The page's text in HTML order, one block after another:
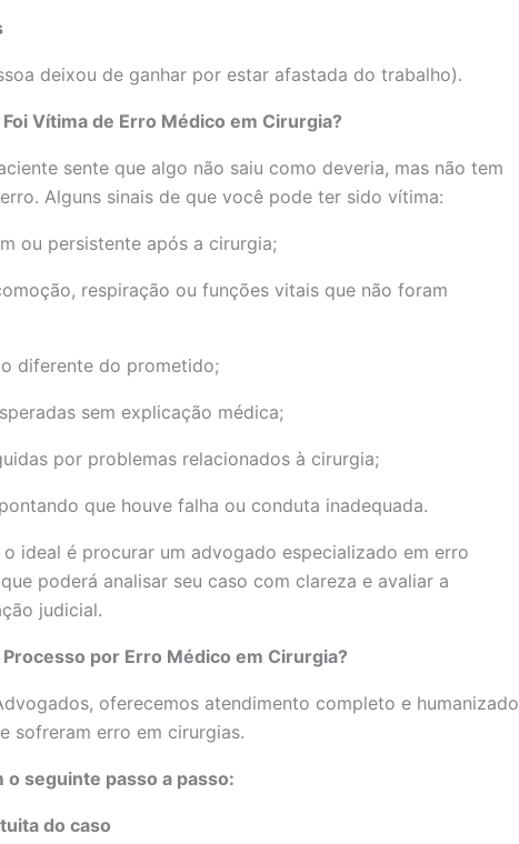
deixou de ganhar por estar afastada do trabalho).
Vítima de Erro Médico em Cirurgia?
sente que algo não saiu como deveria, mas não tem
Alguns sinais de que você pode ter sido vítima:
ou persistente após a cirurgia;
respiração ou funções vitais que não foram
diferente do prometido;
sem explicação médica;
por problemas relacionados à cirurgia;
que houve falha ou conduta inadequada.
o ideal é procurar um advogado especializado em erro
poderá analisar seu caso com clareza e avaliar a
judicial.
Processo por Erro Médico em Cirurgia?
oferecemos atendimento completo e humanizado
sofreram erro em cirurgias.
o seguinte passo a passo:
do caso